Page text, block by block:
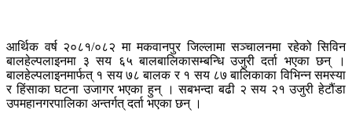
आर्थिक वर्ष २०८१/०८२ मा मकवानपुर जिल्लामा सञ्चालनमा रहेको सिविन
बालहेल्पलाइनमा ३ सय ६५ बालबालिकासम्बन्धि उजुरी दर्ता भएका छन् ।
बालहेल्पलाइनमार्फत् १ सय ७८ बालक र १ सय ८७ बालिकाका विभिन्न समस्या
र हिंसाका घटना उजागर भएका हुन् । सबभन्दा बढी २ सय २१ उजुरी हेटौंडा
उपमहानगरपालिका अन्तर्गत् दर्ता भएका छन् ।